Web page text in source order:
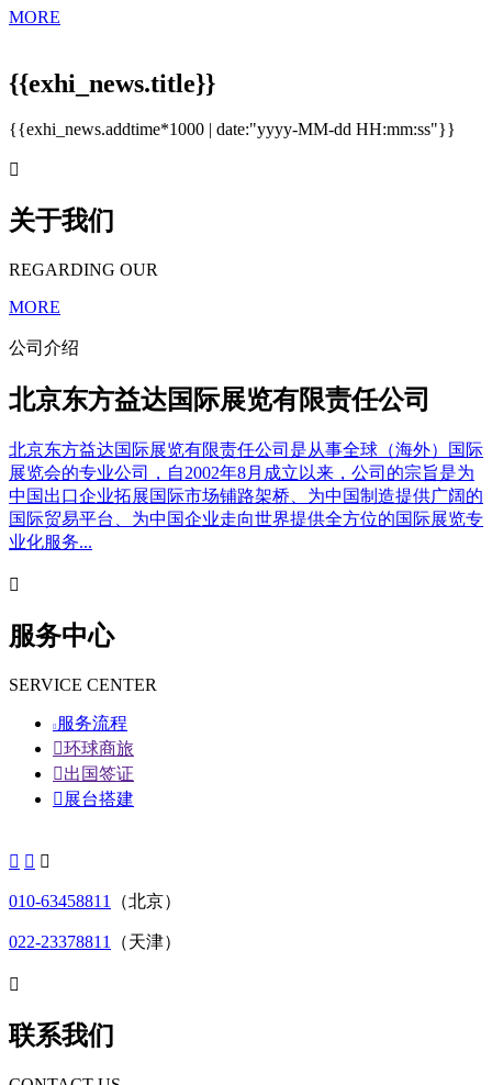
MORE
{{exhi_news.title}}
{{exhi_news.addtime*1000 | date:"yyyy-MM-dd HH:mm:ss"}}

关于我们
REGARDING OUR
MORE
公司介绍
北京东方益达国际展览有限责任公司
北京东方益达国际展览有限责任公司是从事全球（海外）国际
展览会的专业公司，自2002年8月成立以来，公司的宗旨是为
中国出口企业拓展国际市场铺路架桥、为中国制造提供广阔的
国际贸易平台、为中国企业走向世界提供全方位的国际展览专
业化服务...

服务中心
SERVICE CENTER
 服务流程
环球商旅
出国签证
 展台搭建
  
010-63458811 （北京）
022-23378811 （天津）

联系我们